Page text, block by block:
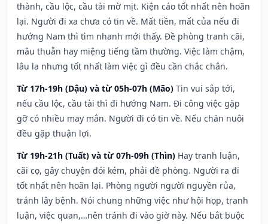
thành, cầu lộc, cầu tài mờ mịt. Kiện cáo tốt nhất nên hoãn
lại. Người đi xa chưa có tin về. Mất tiền, mất của nếu đi
hướng Nam thì tìm nhanh mới thấy. Đề phòng tranh cãi,
mâu thuẫn hay miệng tiếng tầm thường. Việc làm chậm,
lâu la nhưng tốt nhất làm việc gì đều cần chắc chắn.
Từ 17h-19h (Dậu) và từ 05h-07h (Mão) Tin vui sắp tới,
nếu cầu lộc, cầu tài thì đi hướng Nam. Đi công việc gặp
gỡ có nhiều may mắn. Người đi có tin về. Nếu chăn nuôi
đều gặp thuận lợi.
Từ 19h-21h (Tuất) và từ 07h-09h (Thìn) Hay tranh luận,
cãi cọ, gây chuyện đói kém, phải đề phòng. Người ra đi
tốt nhất nên hoãn lại. Phòng người người nguyền rủa,
tránh lây bệnh. Nói chung những việc như hội họp, tranh
luận, việc quan,…nên tránh đi vào giờ này. Nếu bắt buộc